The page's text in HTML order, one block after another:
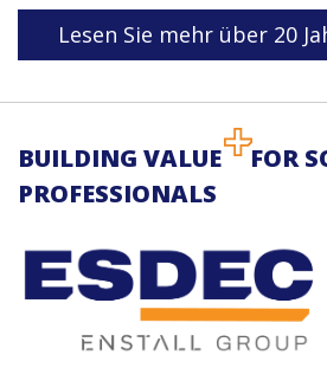
Lesen Sie mehr über 20
BUILDING VALUE
FOR
PROFESSIONALS